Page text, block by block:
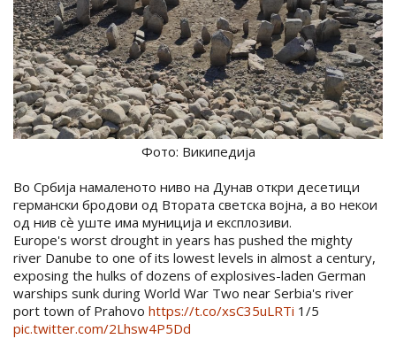
Фото: Википедија
Во Србија намаленото ниво на Дунав откри десетици
германски бродови од Втората светска војна, а во некои
од нив сѐ уште има муниција и експлозиви.
Europe's worst drought in years has pushed the mighty
river Danube to one of its lowest levels in almost a century,
exposing the hulks of dozens of explosives-laden German
warships sunk during World War Two near Serbia's river
port town of Prahovo https://t.co/xsC35uLRTi 1/5
pic.twitter.com/2Lhsw4P5Dd